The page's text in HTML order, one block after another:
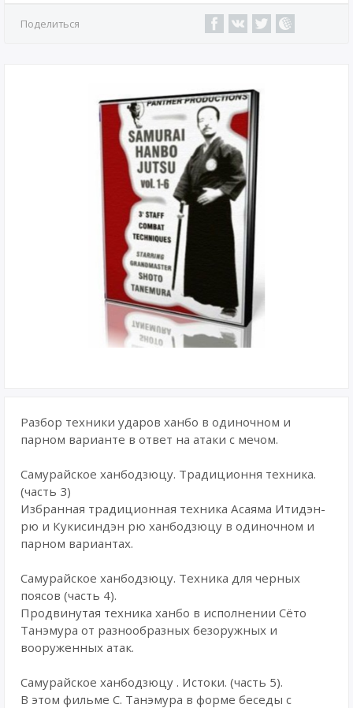
Поделиться
Разбор техники ударов ханбо в одиночном и
парном варианте в ответ на атаки с мечом.
Самурайское ханбодзюцу. Традиционня техника.
(часть 3)
Избранная традиционная техника Асаяма Итидэн-
рю и Кукисиндэн рю ханбодзюцу в одиночном и
парном вариантах.
Самурайское ханбодзюцу. Техника для черных
поясов (часть 4).
Продвинутая техника ханбо в исполнении Сёто
Танэмура от разнообразных безоружных и
вооруженных атак.
Самурайское ханбодзюцу . Истоки. (часть 5).
В этом фильме С. Танэмура в форме беседы с